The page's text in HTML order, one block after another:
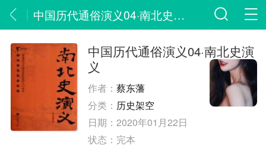
中国历代通俗演义04·南北史演义
中国历代通俗演义04·南北史演
义
作者：蔡东藩
分类： 历史架空
日期：2020年01月22日
状态： 完本